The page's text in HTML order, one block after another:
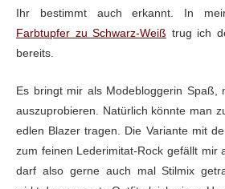
Ihr bestimmt auch erkannt. In
Farbtupfer zu Schwarz-Weiß trug ich
bereits.
Es bringt mir als Modebloggerin Spaß,
auszuprobieren. Natürlich könnte man
edlen Blazer tragen. Die Variante mit
zum feinen Lederimitat-Rock gefällt mir
darf also gerne auch mal Stilmix